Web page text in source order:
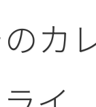
カ